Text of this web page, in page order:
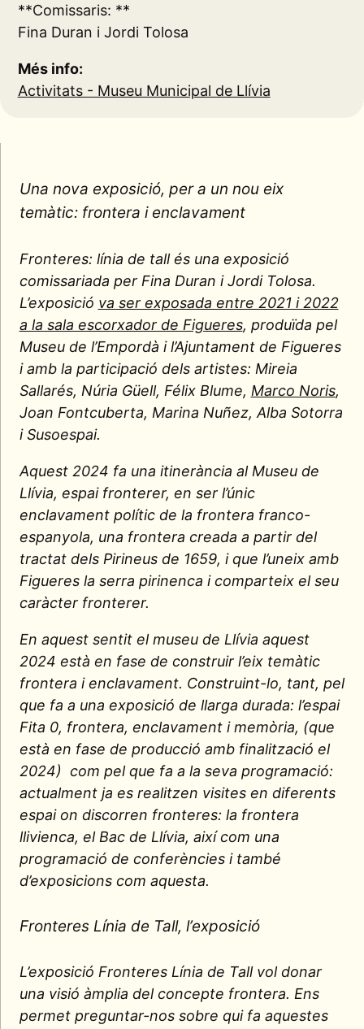
**Comissaris: **
Fina Duran i Jordi Tolosa
Més info:
Activitats - Museu Municipal de Llívia
Una nova exposició, per a un nou eix
temàtic: frontera i enclavament
Fronteres: línia de tall és una exposició
comissariada per Fina Duran i Jordi Tolosa.
L’exposició va ser exposada entre 2021 i 2022
a la sala escorxador de Figueres, produïda pel
Museu de l’Empordà i l’Ajuntament de Figueres
i amb la participació dels artistes: Mireia
Sallarés, Núria Güell, Félix Blume, Marco Noris,
Joan Fontcuberta, Marina Nuñez, Alba Sotorra
i Susoespai.
Aquest 2024 fa una itinerància al Museu de
Llívia, espai fronterer, en ser l’únic
enclavament polític de la frontera franco-
espanyola, una frontera creada a partir del
tractat dels Pirineus de 1659, i que l’uneix amb
Figueres la serra pirinenca i comparteix el seu
caràcter fronterer.
En aquest sentit el museu de Llívia aquest
2024 està en fase de construir l’eix temàtic
frontera i enclavament. Construint-lo, tant, pel
que fa a una exposició de llarga durada: l’espai
Fita 0, frontera, enclavament i memòria, (que
està en fase de producció amb finalització el
2024) com pel que fa a la seva programació:
actualment ja es realitzen visites en diferents
espai on discorren fronteres: la frontera
llivienca, el Bac de Llívia, així com una
programació de conferències i també
d’exposicions com aquesta.
Fronteres Línia de Tall, l’exposició
L’exposició Fronteres Línia de Tall vol donar
una visió àmplia del concepte frontera. Ens
permet preguntar-nos sobre qui fa aquestes